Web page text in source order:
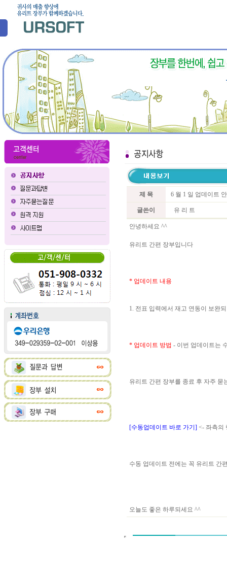
제 목 6 월 1 일 업데이트
글쓴이 유 리 트
안녕하세요 ^^
유리트 간편 장부입니다
* 업데이트 내용
1. 전표 입력에서 재고 연동이 보완
* 업데이트 방법 - 이번 업데이트는
유리트 간편 장부를 종료 후 자주
[수동업데이트 바로 가기] <- 좌측의
수동 업데이트 전에는 꼭 유리트 간
오늘도 좋은 하루되세요 ^^